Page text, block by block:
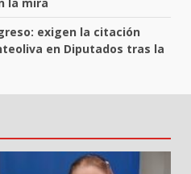
exigen la citación
en Diputados tras la